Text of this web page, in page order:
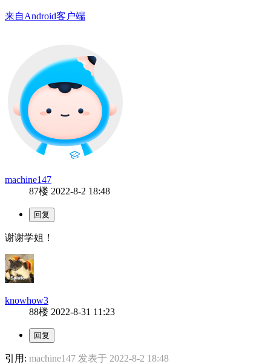
来自Android客户端
machine147
87楼 2022-8-2 18:48
谢谢学姐！
knowhow3
88楼 2022-8-31 11:23
引用: machine147 发表于 2022-8-2 18:48